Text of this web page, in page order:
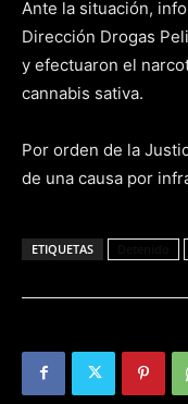
Ante la situación,
Dirección Drogas
y efectuaron el
cannabis sativa.
Por orden de la
de una causa por
ETIQUETAS